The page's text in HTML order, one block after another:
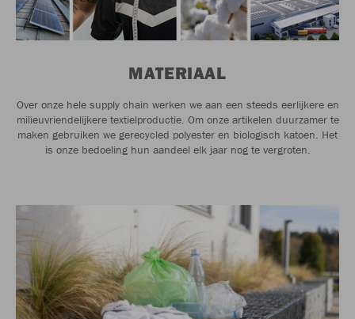
MATERIAAL
Over onze hele supply chain werken we aan een steeds eerlijkere en
milieuvriendelijkere textielproductie. Om onze artikelen duurzamer te
maken gebruiken we gerecycled polyester en biologisch katoen. Het
is onze bedoeling hun aandeel elk jaar nog te vergroten.